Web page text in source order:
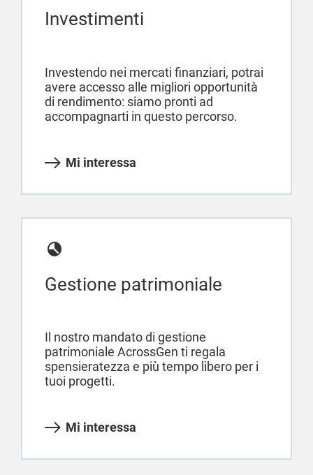
Investimenti
Investendo nei mercati finanziari, potrai
avere accesso alle migliori opportunità
di rendimento: siamo pronti ad
accompagnarti in questo percorso.
Mi interessa
Gestione patrimoniale
Il nostro mandato di gestione
patrimoniale AcrossGen ti regala
spensieratezza e più tempo libero per i
tuoi progetti.
Mi interessa